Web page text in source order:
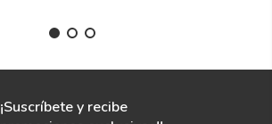
¡Suscríbete y recibe